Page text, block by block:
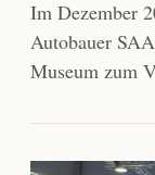
Im Dezember
Autobauer
Museum zum